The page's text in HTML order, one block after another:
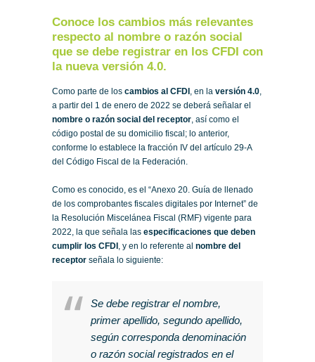
Conoce los cambios más relevantes
respecto al nombre o razón social
que se debe registrar en los CFDI con
la nueva versión 4.0.
Como parte de los cambios al CFDI , en la versión 4.0,
a partir del 1 de enero de 2022 se deberá señalar el
nombre o razón social del receptor, así como el
código postal de su domicilio fiscal; lo anterior,
conforme lo establece la fracción IV del artículo 29-A
del Código Fiscal de la Federación.
Como es conocido, es el “Anexo 20. Guía de llenado
de los comprobantes fiscales digitales por Internet” de
la Resolución Miscelánea Fiscal (RMF) vigente para
2022, la que señala las especificaciones que deben
cumplir los CFDI , y en lo referente al nombre del
receptor señala lo siguiente:
Se debe registrar el nombre,
primer apellido, segundo apellido,
según corresponda denominación
o razón social registrados en el